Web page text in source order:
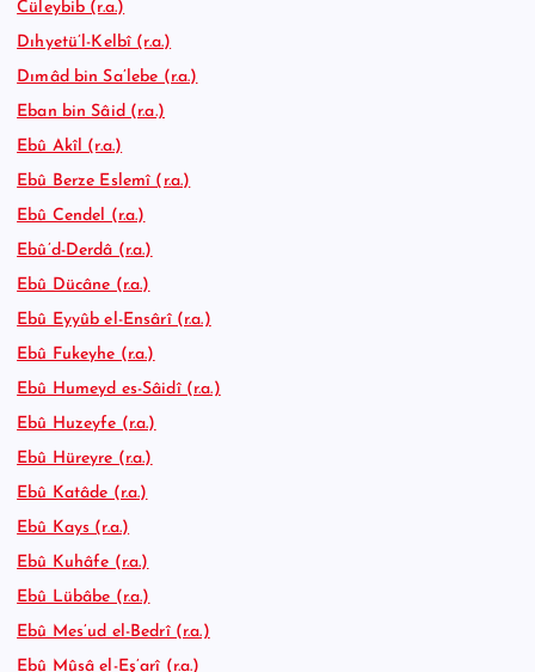
Cüleybib (r.a.)
Dıhyetü’l-Kelbî (r.a.)
Dımâd bin Sa’lebe (r.a.)
Eban bin Sâid (r.a.)
Ebû Akîl (r.a.)
Ebû Berze Eslemî (r.a.)
Ebû Cendel (r.a.)
Ebû’d-Derdâ (r.a.)
Ebû Dücâne (r.a.)
Ebû Eyyûb el-Ensârî (r.a.)
Ebû Fukeyhe (r.a.)
Ebû Humeyd es-Sâidî (r.a.)
Ebû Huzeyfe (r.a.)
Ebû Hüreyre (r.a.)
Ebû Katâde (r.a.)
Ebû Kays (r.a.)
Ebû Kuhâfe (r.a.)
Ebû Lübâbe (r.a.)
Ebû Mes’ud el-Bedrî (r.a.)
Ebû Mûsâ el-Eş’arî (r.a.)